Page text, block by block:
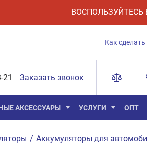
ВОСПОЛЬЗУЙТЕСЬ
Как сделать
21 Заказать звонок
АКСЕССУАРЫ УСЛУГИ ОПТ
/ Аккумуляторы для